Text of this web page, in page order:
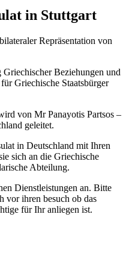
in Stuttgart
Repräsentation von
Beziehungen und
Griechische Staatsbürger
von Mr Panayotis Partsos –
geleitet.
in Deutschland mit Ihren
sich an die Griechische
Abteilung.
Dienstleistungen an. Bitte
vor ihren besuch ob das
für Ihr anliegen ist.